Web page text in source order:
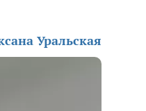
Уральская